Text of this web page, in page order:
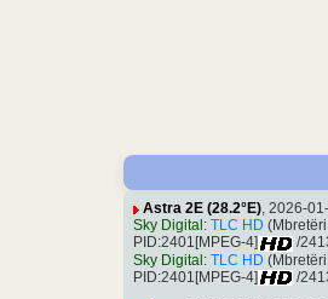
Astra 2E (28.2°E), 2026-
Sky Digital : TLC HD
PID:2401[MPEG-4]
/
Sky Digital : TLC HD
PID:2401[MPEG-4]
/